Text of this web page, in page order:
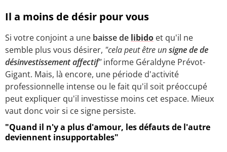
Il a moins de désir pour vous
Si votre conjoint a une baisse de libido et qu'il ne
semble plus vous désirer, "cela peut être unsigne de de
désinvestissement affectif"informe Géraldyne Prévot-
Gigant. Mais, là encore, une période d'activité
professionnelle intense ou le fait qu'il soit préoccupé
peut expliquer qu'il investisse moins cet espace. Mieux
vaut donc voir si ce signe persiste.
"Quand il n'y a plus d'amour, les défauts de l'autre
deviennent insupportables"